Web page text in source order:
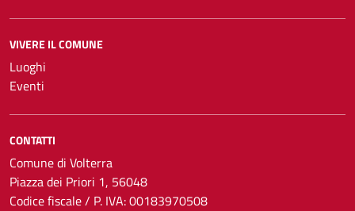
VIVERE IL COMUNE
Luoghi
Eventi
CONTATTI
Comune di Volterra
Piazza dei Priori 1, 56048
Codice fiscale / P. IVA: 00183970508